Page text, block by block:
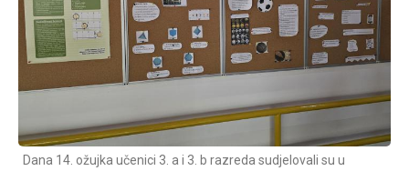
Dana 14. ožujka učenici 3. a i 3. b razreda sudjelovali su u